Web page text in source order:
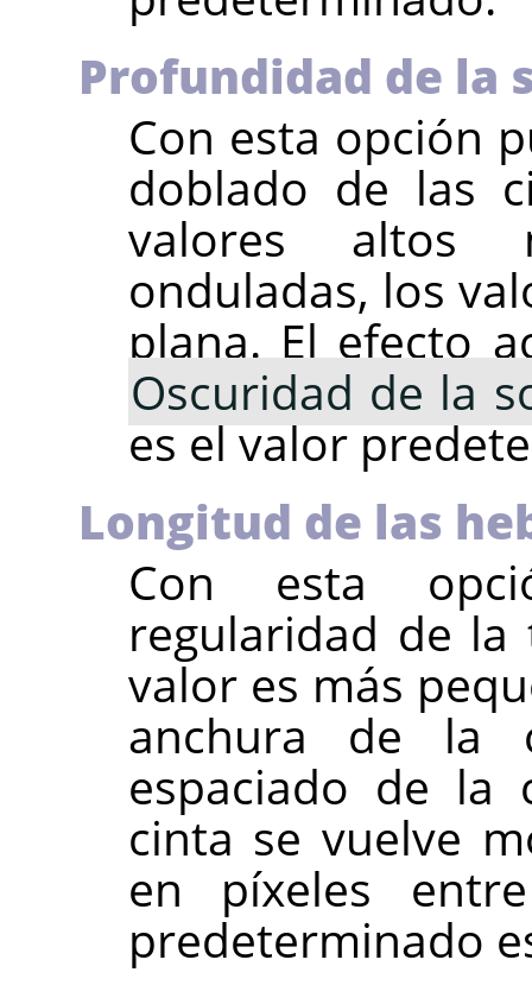
Profundidad de la
Con esta opción
doblado de las
valores altos
onduladas, los
plana. El efecto
Oscuridad de la
es el valor
Longitud de las
Con esta
regularidad de
valor es más
anchura de la
espaciado de la
cinta se vuelve
en píxeles
predeterminado